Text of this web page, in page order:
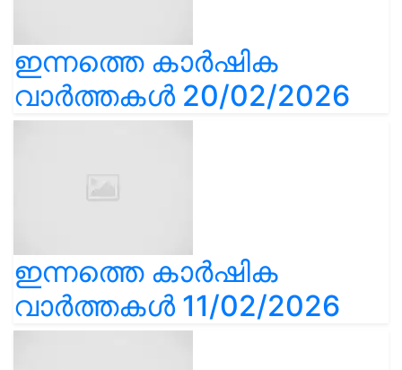
ഇന്നത്തെ കാർഷിക
വാർത്തകൾ 20/02/2026
ഇന്നത്തെ കാർഷിക
വാർത്തകൾ 11/02/2026